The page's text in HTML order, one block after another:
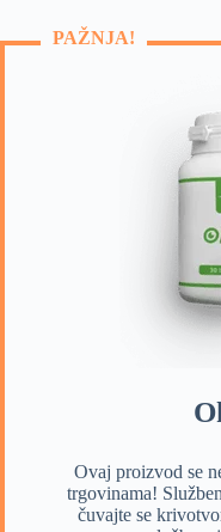
PAŽNJA!
Ovaj proizvod se
trgovinama!
čuvajte se